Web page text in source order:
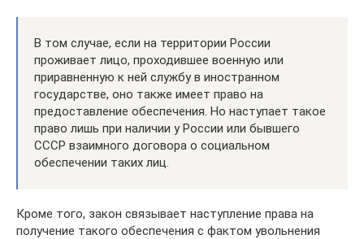
В том случае, если на территории России
проживает лицо, проходившее военную или
приравненную к ней службу в иностранном
государстве, оно также имеет право на
предоставление обеспечения. Но наступает такое
право лишь при наличии у России или бывшего
СССР взаимного договора о социальном
обеспечении таких лиц.
Кроме того, закон связывает наступление права на
получение такого обеспечения с фактом увольнения